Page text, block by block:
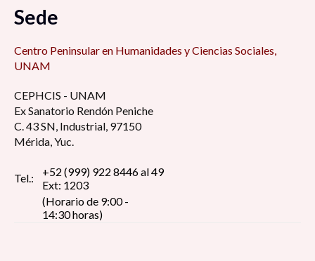
Sede
Centro Peninsular en Humanidades y Ciencias Sociales,
UNAM
CEPHCIS - UNAM
Ex Sanatorio Rendón Peniche
C. 43 SN, Industrial, 97150
Mérida, Yuc.
Tel.:
+52 (999) 922 8446 al 49
Ext: 1203
(Horario de 9:00 -
14:30 horas)